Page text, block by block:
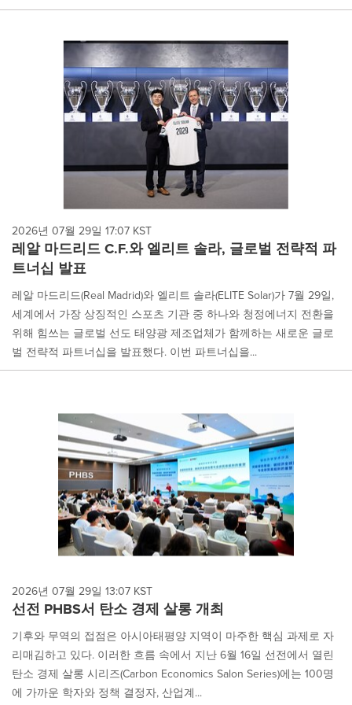
2026년 07월 29일 17:07 KST
레알 마드리드 C.F.와 엘리트 솔라, 글로벌 전략적 파
트너십 발표
레알 마드리드(Real Madrid)와 엘리트 솔라(ELITE Solar)가 7월 29일,
세계에서 가장 상징적인 스포츠 기관 중 하나와 청정에너지 전환을
위해 힘쓰는 글로벌 선도 태양광 제조업체가 함께하는 새로운 글로
벌 전략적 파트너십을 발표했다. 이번 파트너십을...
2026년 07월 29일 13:07 KST
선전 PHBS서 탄소 경제 살롱 개최
기후와 무역의 접점은 아시아태평양 지역이 마주한 핵심 과제로 자
리매김하고 있다. 이러한 흐름 속에서 지난 6월 16일 선전에서 열린
탄소 경제 살롱 시리즈(Carbon Economics Salon Series)에는 100명
에 가까운 학자와 정책 결정자, 산업계...